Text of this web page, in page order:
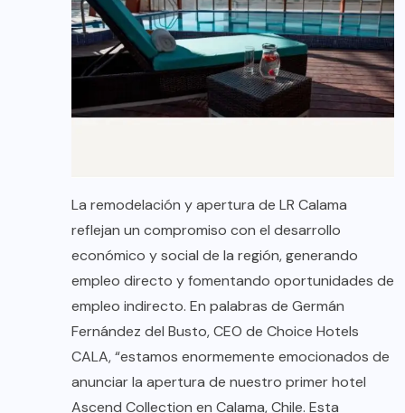
La remodelación y apertura de LR Calama
reflejan un compromiso con el desarrollo
económico y social de la región, generando
empleo directo y fomentando oportunidades de
empleo indirecto. En palabras de Germán
Fernández del Busto, CEO de Choice Hotels
CALA, “estamos enormemente emocionados de
anunciar la apertura de nuestro primer hotel
Ascend Collection en Calama, Chile. Esta